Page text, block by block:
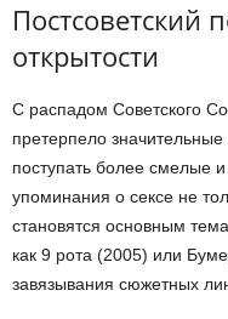
Постсоветский
открытости
С распадом Советского
претерпело
поступать более смелые
упоминания о сексе не
становятся основным
как 9 рота (2005) или
завязывания сюжетных